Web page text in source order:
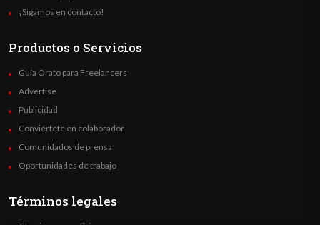
¡Sigamos en contacto!
Productos o Servicios
Guía Orato para Freelancers
Advertise
Publicidad
Conviértete en colaborador
Comunidados de prensa
Oportunidades de trabajo
Términos legales